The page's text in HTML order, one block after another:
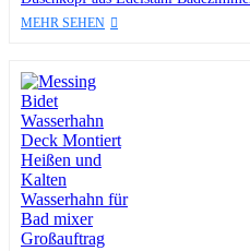
MEHR SEHEN